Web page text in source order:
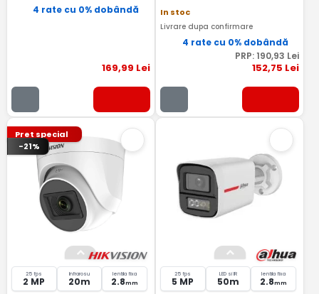
4 rate cu 0% dobândă
169,99 Lei
In stoc
Livrare dupa confirmare
4 rate cu 0% dobândă
PRP: 190,93 Lei
152,75 Lei
Pret special
-21%
25 fps
2 MP
Infrarosu
20m
lentila fixa
2.8mm
25 fps
5 MP
LED si IR
50m
lentila fixa
2.8mm